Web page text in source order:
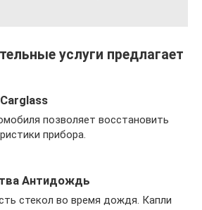
услуги предлагает
позволяет восстановить
прибора.
Антидождь
стекол во время дождя. Капли